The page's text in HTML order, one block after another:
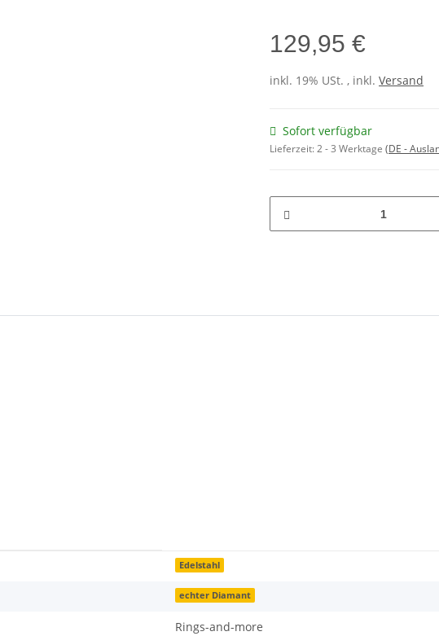
129,95 €
inkl. 19% USt. , inkl. Versand
Sofort verfügbar
Lieferzeit:2 - 3 Werktage (DE -
Edelstahl
echter Diamant
Rings-and-more